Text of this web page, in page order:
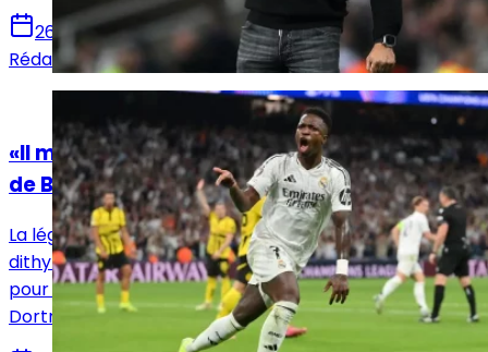
26 octobre 2024
Rédaction Le Journal du Real
«Il m'a rappelé Pelé», la comparaison forte
de Butragueño pour Vinicius Jr.
La légende du Real Madrid, Emilio Butragueño, a été
dithyrambique envers Vinicius Jr. qui a inscrit un triplé
pour donner la victoire au Real Madrid contre
Dortmund.